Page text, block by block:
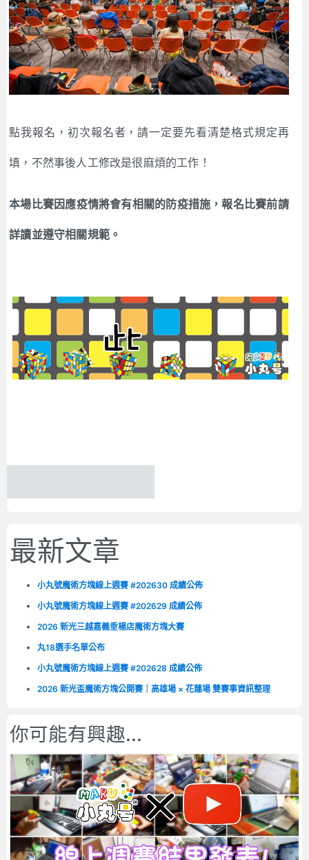
點我報名，初次報名者，請一定要先看清楚格式規定再
填，不然事後人工修改是很麻煩的工作！
本場比賽因應疫情將會有相關的防疫措施，報名比賽前請
詳讀並遵守相關規範。
最新文章
小丸號魔術方塊線上週賽 #202630 成績公佈
小丸號魔術方塊線上週賽 #202629 成績公佈
2026 新光三越嘉義垂楊店魔術方塊大賽
丸18選手名單公布
小丸號魔術方塊線上週賽 #202628 成績公佈
2026 新光盃魔術方塊公開賽｜高雄場 × 花蓮場 雙賽事資訊整理
你可能有興趣...